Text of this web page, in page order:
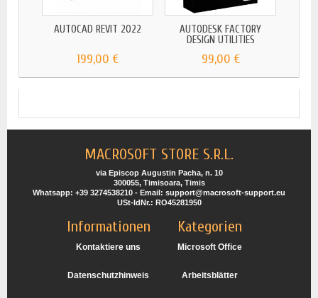
AUTOCAD REVIT 2022
199,00 €
AUTODESK FACTORY
DESIGN UTILITIES
99,00 €
MACROSOFT STORE S.R.L.
via Episcop Augustin Pacha, n. 10
300055, Timisoara, Timis
Whatsapp: +39 3274538210 - Email: support@macrosoft-support.eu
USt-IdNr.: RO45281950
Informationen
Kontaktiere uns
Datenschutzhinweis
Kategorien
Microsoft Office
Arbeitsblätter